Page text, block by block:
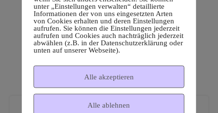
unter „Einstellungen verwalten“ detaillierte
Informationen der von uns eingesetzten Arten
von Cookies erhalten und deren Einstellungen
aufrufen. Sie können die Einstellungen jederzeit
aufrufen und Cookies auch nachträglich jederzeit
abwählen (z.B. in der Datenschutzerklärung oder
unten auf unserer Webseite).
Alle akzeptieren
Alle ablehnen